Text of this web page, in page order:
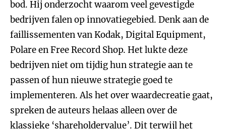
bod. Hij onderzocht waarom veel gevestigde
bedrijven falen op innovatiegebied. Denk aan de
faillissementen van Kodak, Digital Equipment,
Polare en Free Record Shop. Het lukte deze
bedrijven niet om tijdig hun strategie aan te
passen of hun nieuwe strategie goed te
implementeren. Als het over waardecreatie gaat,
spreken de auteurs helaas alleen over de
klassieke ‘shareholdervalue’. Dit terwijl het